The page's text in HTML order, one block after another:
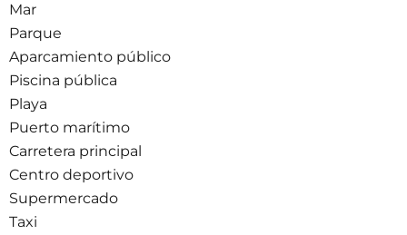
Mar
Parque
Aparcamiento público
Piscina pública
Playa
Puerto marítimo
Carretera principal
Centro deportivo
Supermercado
Taxi